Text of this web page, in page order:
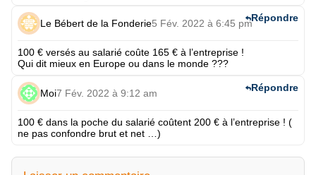
Le Bébert de la Fonderie5 Fév. 2022 à 6:45 pm
100 € versés au salarié coûte 165 € à l’entreprise !
Qui dit mieux en Europe ou dans le monde ???
Répondre
Moi7 Fév. 2022 à 9:12 am
100 € dans la poche du salarié coûtent 200 € à l’entreprise ! (
ne pas confondre brut et net …)
Répondre